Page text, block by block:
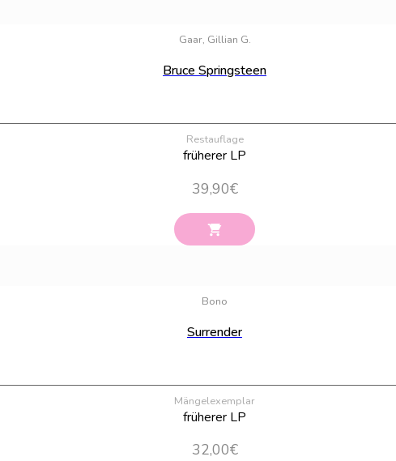
Gaar, Gillian G.
Bruce Springsteen
Restauflage
früherer LP
39,90€
Bono
Surrender
Mängelexemplar
früherer LP
32,00€